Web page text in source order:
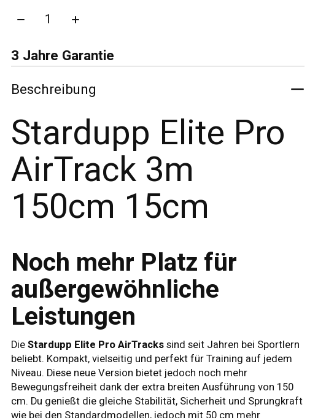
Menge:
3 Jahre Garantie
Beschreibung
Stardupp Elite Pro
AirTrack 3m
150cm 15cm
Noch mehr Platz für
außergewöhnliche
Leistungen
DieStardupp Elite Pro AirTrackssind seit Jahren bei Sportlern
beliebt. Kompakt, vielseitig und perfekt für Training auf jedem
Niveau. Diese neue Version bietet jedoch noch mehr
Bewegungsfreiheit dank der extra breiten Ausführung von 150
cm. Du genießt die gleiche Stabilität, Sicherheit und Sprungkraft